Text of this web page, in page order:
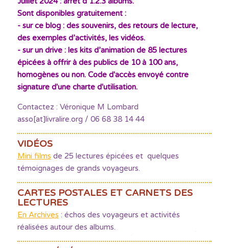
Sont disponibles gratuitement :
- sur ce blog : des souvenirs, des retours de lecture,
des exemples d’activités, les vidéos.
- sur un drive : les kits d’animation de 85 lectures
épicées à offrir à des publics de 10 à 100 ans,
homogènes ou non. Code d'accès envoyé contre
signature d'une charte d'utilisation.
Contactez : Véronique M Lombard
asso[at]livralire.org / 06 68 38 14 44
VIDÉOS
Mini films de 25 lectures épicées et quelques
témoignages de grands voyageurs.
CARTES POSTALES ET CARNETS DES
LECTURES
En Archives : échos des voyageurs et activités
réalisées autour des albums.